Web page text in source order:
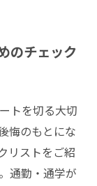
のチェック
トを切る大切
悔のもとにな
リストをご紹
通勤・通学が